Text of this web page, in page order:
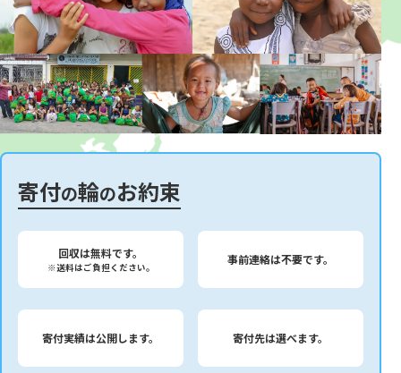
寄付の輪のお約束
回収は無料です。
※送料はご負担ください。
事前連絡は不要です。
寄付実績は公開します。 寄付先は選べます。